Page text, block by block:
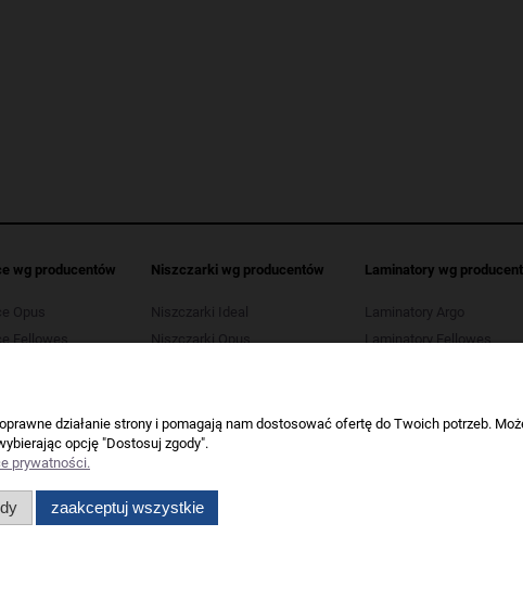
wg producentów
Opus
Fellowes
Argo
Niszczarki wg producentów
Niszczarki Ideal
Niszczarki Opus
Niszczarki Tarnator
Niszczarki Wallner
Laminatory wg
Laminatory Argo
Laminatory Fellowes
Laminatory Wallner
działanie strony i pomagają nam dostosować ofertę do Twoich potrzeb.
opcję "Dostosuj zgody".
prywatności.
zaakceptuj wszystkie